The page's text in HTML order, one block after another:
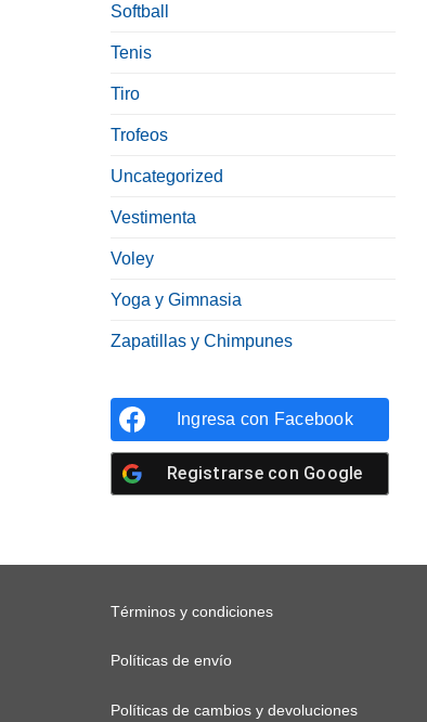
Softball
Tenis
Tiro
Trofeos
Uncategorized
Vestimenta
Voley
Yoga y Gimnasia
Zapatillas y Chimpunes
Ingresa con Facebook
Registrarse con Google
Términos y condiciones
Políticas de envío
Políticas de cambios y devoluciones